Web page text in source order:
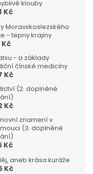
klouby
Kč
Moravskoslezského
- tepny krajiny
Kč
- a základy
čínské medicíny
Kč
(2. doplněné
Kč
znamení v
(3. doplněné
Kč
aneb krása kuráže
Kč